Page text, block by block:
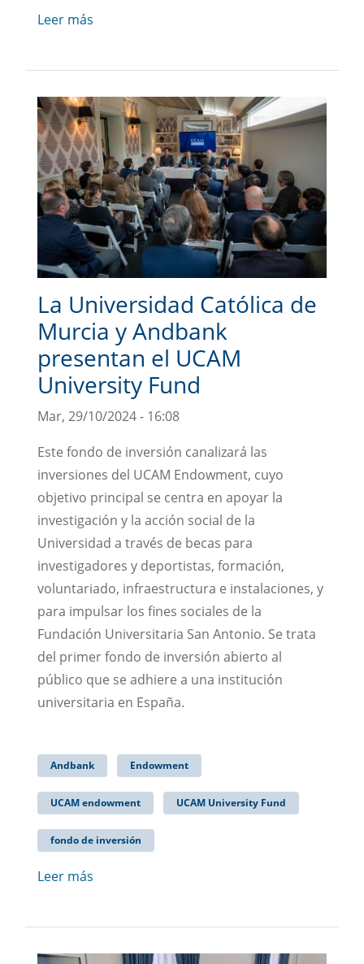
Leer más
La Universidad Católica de
Murcia y Andbank
presentan el UCAM
University Fund
Mar, 29/10/2024 - 16:08
Este fondo de inversión canalizará las
inversiones del UCAM Endowment, cuyo
objetivo principal se centra en apoyar la
investigación y la acción social de la
Universidad a través de becas para
investigadores y deportistas, formación,
voluntariado, infraestructura e instalaciones, y
para impulsar los fines sociales de la
Fundación Universitaria San Antonio. Se trata
del primer fondo de inversión abierto al
público que se adhiere a una institución
universitaria en España.
Andbank Endowment
UCAM endowment UCAM University Fund
fondo de inversión
Leer más